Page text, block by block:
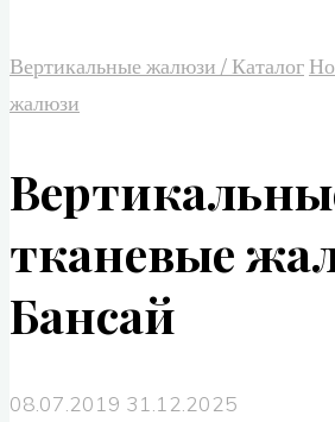
Вертикальные жалюзи / Каталог
жалюзи
тканевые
Бансай
08.07.2019 31.12.2025